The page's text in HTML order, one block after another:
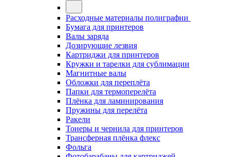
Расходные материалы полиграфии
Бумага для принтеров
Валы заряда
Дозирующие лезвия
Картриджи для принтеров
Кружки и тарелки для сублимации
Магнитные валы
Обложки для переплёта
Папки для термоперелёта
Плёнка для ламинирования
Пружины для перелёта
Ракели
Тонеры и чернила для принтеров
Трансферная плёнка флекс
Фольга